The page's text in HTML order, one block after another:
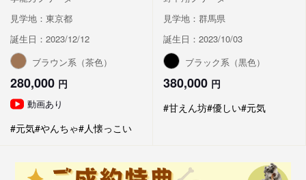
見学地：東京都
誕生日：2023/12/12
ブラウン系（茶色）
280,000 円
動画あり
#元気#やんちゃ#人懐っこい
見学地：群馬県
誕生日：2023/10/03
ブラック系（黒色）
380,000 円
#甘えん坊#優しい#元気